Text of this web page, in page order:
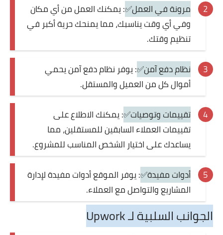
مرونة في العمل✅: يمكنك العمل من أي مكان
وفي أي وقت يناسبك، مما يمنحك حرية أكبر في
تنظيم وقتك.
نظام دفع آمن✅: يوفر نظام دفع آمن يحمي
أموال كل من العميل والمستقل.
تقييمات وتوصيات✅: يمكنك الاطلاع على
تقييمات العملاء السابقين للمستقلين، مما
يساعدك على اختيار الشخص المناسب للمشروع.
أدوات مفيدة✅: يوفر الموقع أدوات مفيدة لإدارة
المشاريع والتواصل مع العملاء.
الجوانب السلبية لـ Upwork